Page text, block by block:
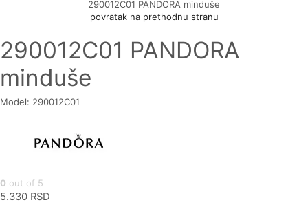
290012C01 PANDORA minduše
povratak na prethodnu stranu
290012C01 PANDORA
minduše
Model: 290012C01
0 out of 5
5.330 RSD